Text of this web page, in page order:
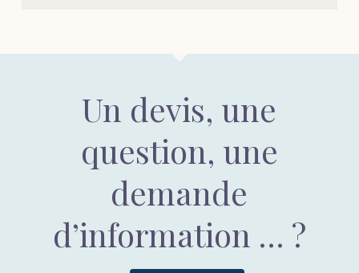
Un devis, une
question, une
demande
d’information … ?